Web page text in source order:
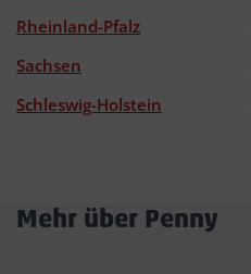
Rheinland-Pfalz
Sachsen
Schleswig-Holstein
Mehr über Penny